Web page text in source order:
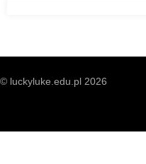
© luckyluke.edu.pl 2026